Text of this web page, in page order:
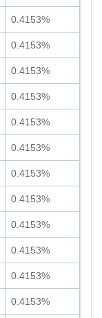
0.4153%
0.4153%
0.4153%
0.4153%
0.4153%
0.4153%
0.4153%
0.4153%
0.4153%
0.4153%
0.4153%
0.4153%